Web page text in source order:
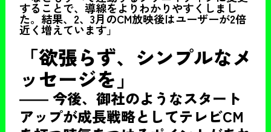
することで、導線をよりわかりやすくしまし
た。結果、2、3月のCM放映後はユーザーが2倍
近く増えています」
「欲張らず、シンプルなメ
ッセージを」
―― 今後、御社のようなスタート
アップが成長戦略としてテレビCM